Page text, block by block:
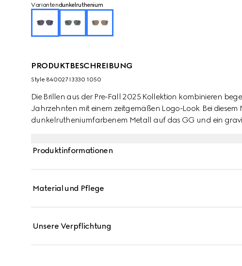
Variantendunkelruthenium
PRODUKTBESCHREIBUNG
Style ‎840027 I3330 1050
Die Brillen aus der Pre-Fall 2025 Kollektion kombinieren
Jahrzehnten mit einem zeitgemäßen Logo-Look. Bei
dunkelrutheniumfarbenem Metall auf das GG und ein
Produktinformationen
Material und Pflege
Unsere Verpflichtung